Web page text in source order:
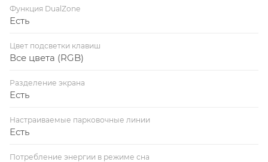
Функция DualZone
Есть
Цвет подсветки клавиш
Все цвета (RGB)
Разделение экрана
Есть
Настраиваемые парковочные линии
Есть
Потребление энергии в режиме сна